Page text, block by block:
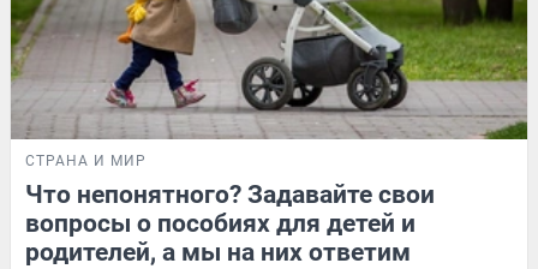
СТРАНА И МИР
Что непонятного? Задавайте свои
вопросы о пособиях для детей и
родителей, а мы на них ответим